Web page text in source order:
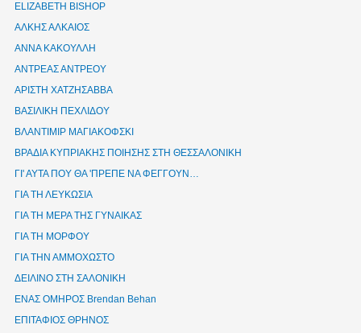
ELIZABETH BISHOP
ΑΛΚΗΣ ΑΛΚΑΙΟΣ
ΑΝΝΑ ΚΑΚΟΥΛΛΗ
ΑΝΤΡΕΑΣ ΑΝΤΡΕΟΥ
ΑΡΙΣΤΗ ΧΑΤΖΗΣΑΒΒΑ
ΒΑΣΙΛΙΚΗ ΠΕΧΛΙΔΟΥ
ΒΛΑΝΤΙΜΙΡ ΜΑΓΙΑΚΟΦΣΚΙ
ΒΡΑΔΙΑ ΚΥΠΡΙΑΚΗΣ ΠΟΙΗΣΗΣ ΣΤΗ ΘΕΣΣΑΛΟΝΙΚΗ
ΓΙ' ΑΥΤΑ ΠΟΥ ΘΑ 'ΠΡΕΠΕ ΝΑ ΦΕΓΓΟΥΝ…
ΓΙΑ ΤΗ ΛΕΥΚΩΣΙΑ
ΓΙΑ ΤΗ ΜΕΡΑ ΤΗΣ ΓΥΝΑΙΚΑΣ
ΓΙΑ ΤΗ ΜΟΡΦΟΥ
ΓΙΑ ΤΗΝ ΑΜΜΟΧΩΣΤΟ
ΔΕΙΛΙΝΟ ΣΤΗ ΣΑΛΟΝΙΚΗ
ΕΝΑΣ ΟΜΗΡΟΣ Brendan Behan
ΕΠΙΤΑΦΙΟΣ ΘΡΗΝΟΣ